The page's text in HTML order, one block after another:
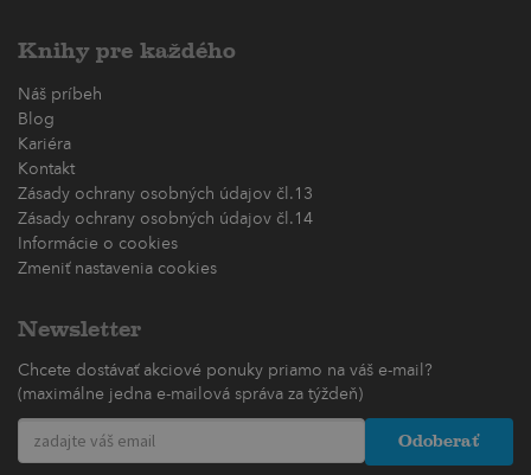
Knihy pre každého
Náš príbeh
Blog
Kariéra
Kontakt
Zásady ochrany osobných údajov čl.13
Zásady ochrany osobných údajov čl.14
Informácie o cookies
Zmeniť nastavenia cookies
Newsletter
Chcete dostávať akciové ponuky priamo na váš e-mail?
(maximálne jedna e-mailová správa za týždeň)
Odoberať